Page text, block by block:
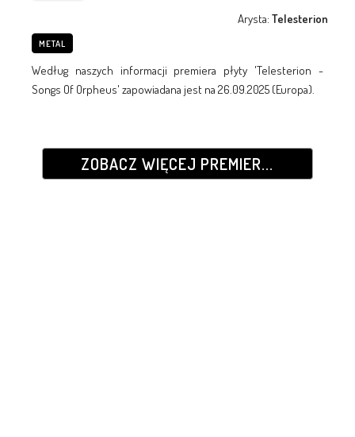
Arysta:Telesterion
METAL
Według naszych informacji premiera płyty 'Telesterion -
Songs Of Orpheus' zapowiadana jest na 26.09.2025 (Europa).
ZOBACZ WIĘCEJ PREMIER...